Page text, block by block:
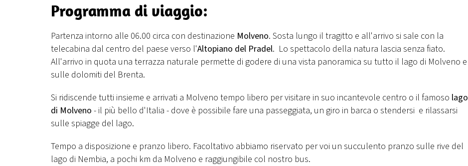
Programma di viaggio:
Partenza intorno alle 06.00 circa con destinazione Molveno. Sosta lungo il tragitto e all'arrivo si sale con la
telecabina dal centro del paese verso l'Altopiano del Pradel. Lo spettacolo della natura lascia senza fiato.
All'arrivo in quota una terrazza naturale permette di godere di una vista panoramica su tutto il lago di Molveno e
sulle dolomiti del Brenta.
Si ridiscende tutti insieme e arrivati a Molveno tempo libero per visitare in suo incantevole centro o il famoso lago
di Molveno - il più bello d'Italia - dove è possibile fare una passeggiata, un giro in barca o stendersi e rilassarsi
sulle spiagge del lago.
Tempo a disposizione e pranzo libero. Facoltativo abbiamo riservato per voi un succulento pranzo sulle rive del
lago di Nembia, a pochi km da Molveno e raggiungibile col nostro bus.